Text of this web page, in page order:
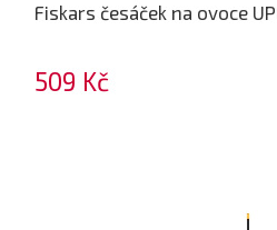
Fiskars česáček na ovoce
509 Kč